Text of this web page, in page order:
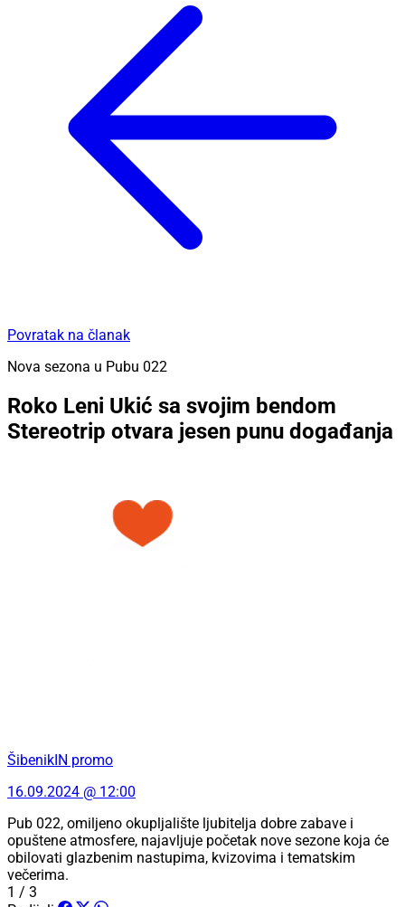
Povratak na članak
Nova sezona u Pubu 022
Roko Leni Ukić sa svojim bendom
Stereotrip otvara jesen punu događanja
ŠibenikIN promo
16.09.2024 @ 12:00
Pub 022, omiljeno okupljalište ljubitelja dobre zabave i
opuštene atmosfere, najavljuje početak nove sezone koja će
obilovati glazbenim nastupima, kvizovima i tematskim
večerima.
1 / 3